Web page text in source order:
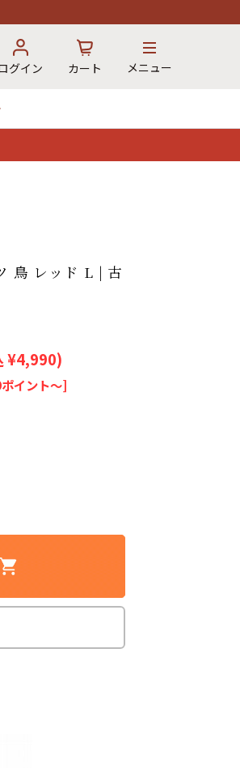
グイン カート メニュー
、セール
7/29〜8/4）
ニメ
鳥 レッド L | 古
¥4,990)
イント～]